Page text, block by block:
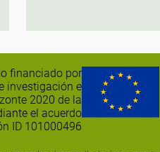
financiado por
investigación e
2020 de la
el acuerdo
ID 101000496